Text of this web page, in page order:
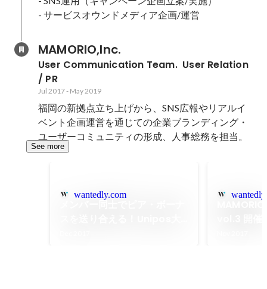
MAMORIO,Inc.
User Communication Team.  User Relation
/ PR
Jul 2017- May 2019
福岡の新拠点立ち上げから、SNS広報やリアルイ
ベント企画運営を通じての企業ブランディング・
ユーザーコミュニティの形成、人事総務を担当。
See more
wantedly.com